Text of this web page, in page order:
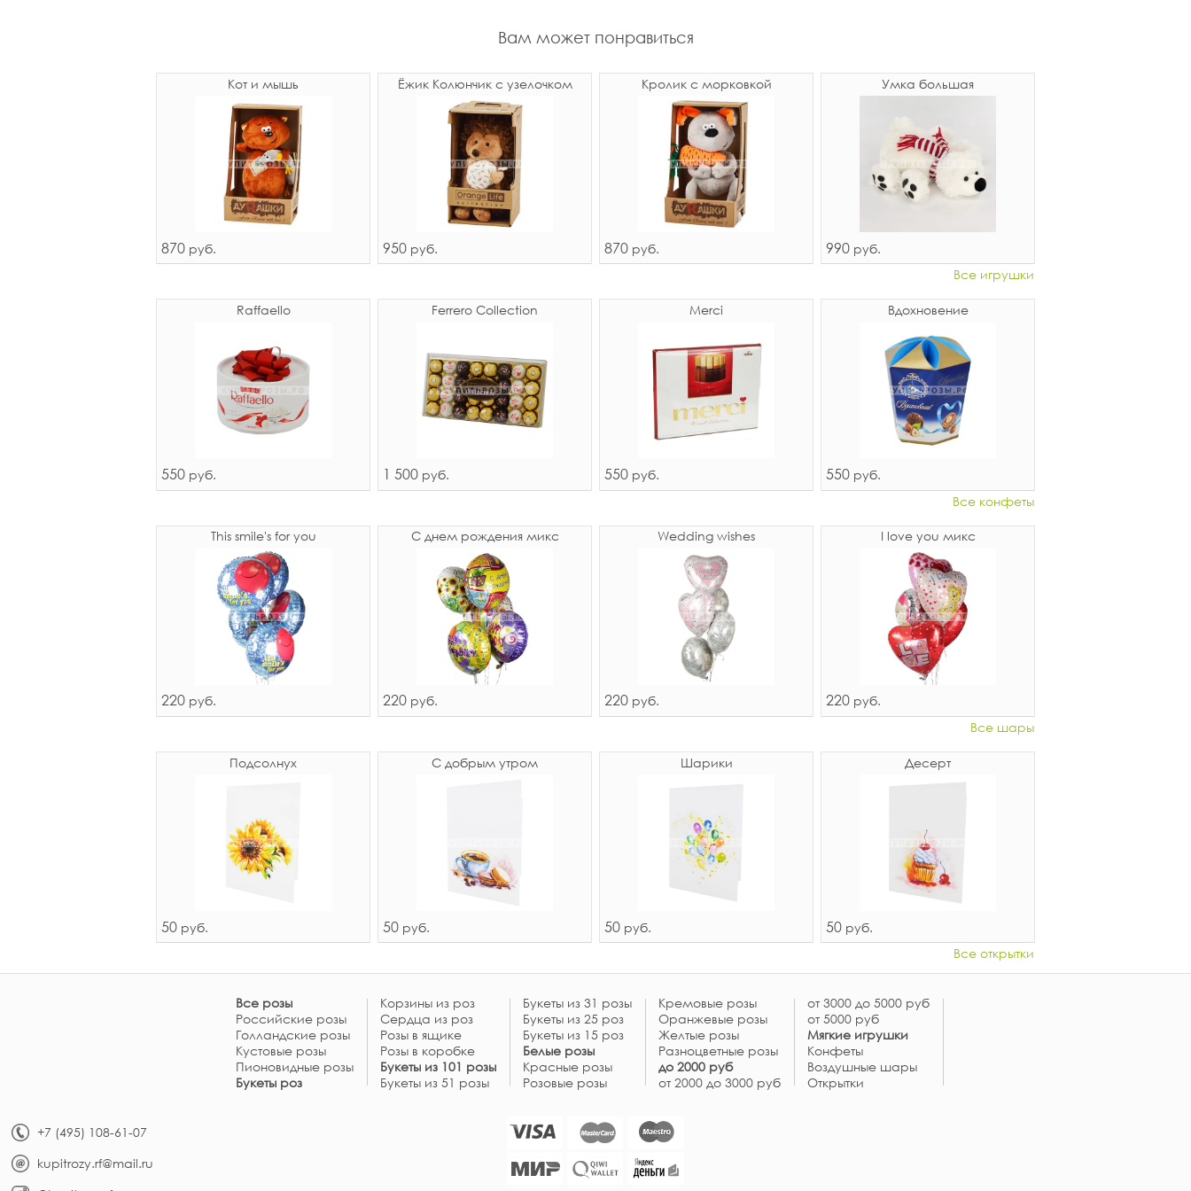
Вам может понравиться
Кот и мышь
870 руб.
Ёжик Колюнчик с узелочком
950 руб.
Кролик с морковкой
870 руб.
Умка большая
990 руб.
Все игрушки
Raffaello
550 руб.
Ferrero Collection
1 500 руб.
Merci
550 руб.
Вдохновение
550 руб.
Все конфеты
This smile's for you
220 руб.
С днем рождения микс
220 руб.
Wedding wishes
220 руб.
I love you микс
220 руб.
Все шары
Подсолнух
50 руб.
С добрым утром
50 руб.
Шарики
50 руб.
Десерт
50 руб.
Все открытки
Все розы
Российские розы
Голландские розы
Кустовые розы
Пионовидные розы
Букеты роз
Корзины из роз
Сердца из роз
Розы в ящике
Розы в коробке
Букеты из 101 розы
Букеты из 51 розы
Букеты из 31 розы
Букеты из 25 роз
Букеты из 15 роз
Белые розы
Красные розы
Розовые розы
Кремовые розы
Оранжевые розы
Желтые розы
Разноцветные розы
до 2000 руб
от 2000 до 3000 руб
от 3000 до 5000 руб
от 5000 руб
Мягкие игрушки
Конфеты
Воздушные шары
Открытки
+7 (495) 108-61-07
kupitrozy.rf@mail.ru